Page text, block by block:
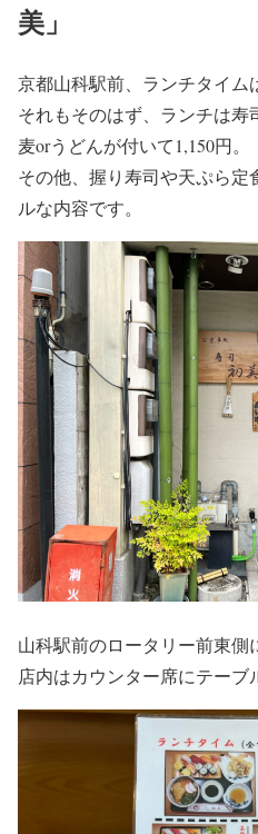
美」
京都山科駅前、ランチタイム
それもそのはず、ランチは
麦orうどんが付いて1,150円。
その他、握り寿司や天ぷら
ルな内容です。
山科駅前のロータリー前東側
店内はカウンター席にテーブ